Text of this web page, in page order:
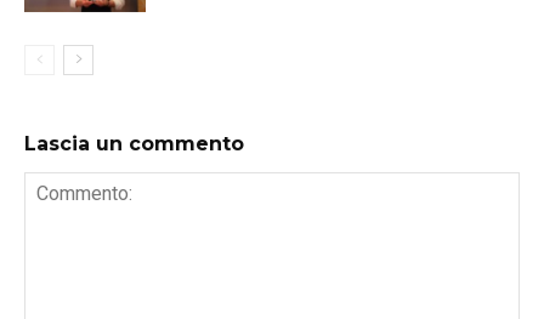
Lascia un commento